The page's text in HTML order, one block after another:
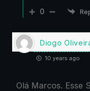
0
Diogo
10 years ago
Olá Marcos. Esse